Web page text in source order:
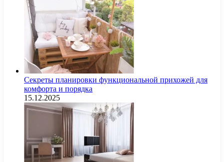
Секреты планировки функциональной прихожей для
комфорта и порядка
15.12.2025